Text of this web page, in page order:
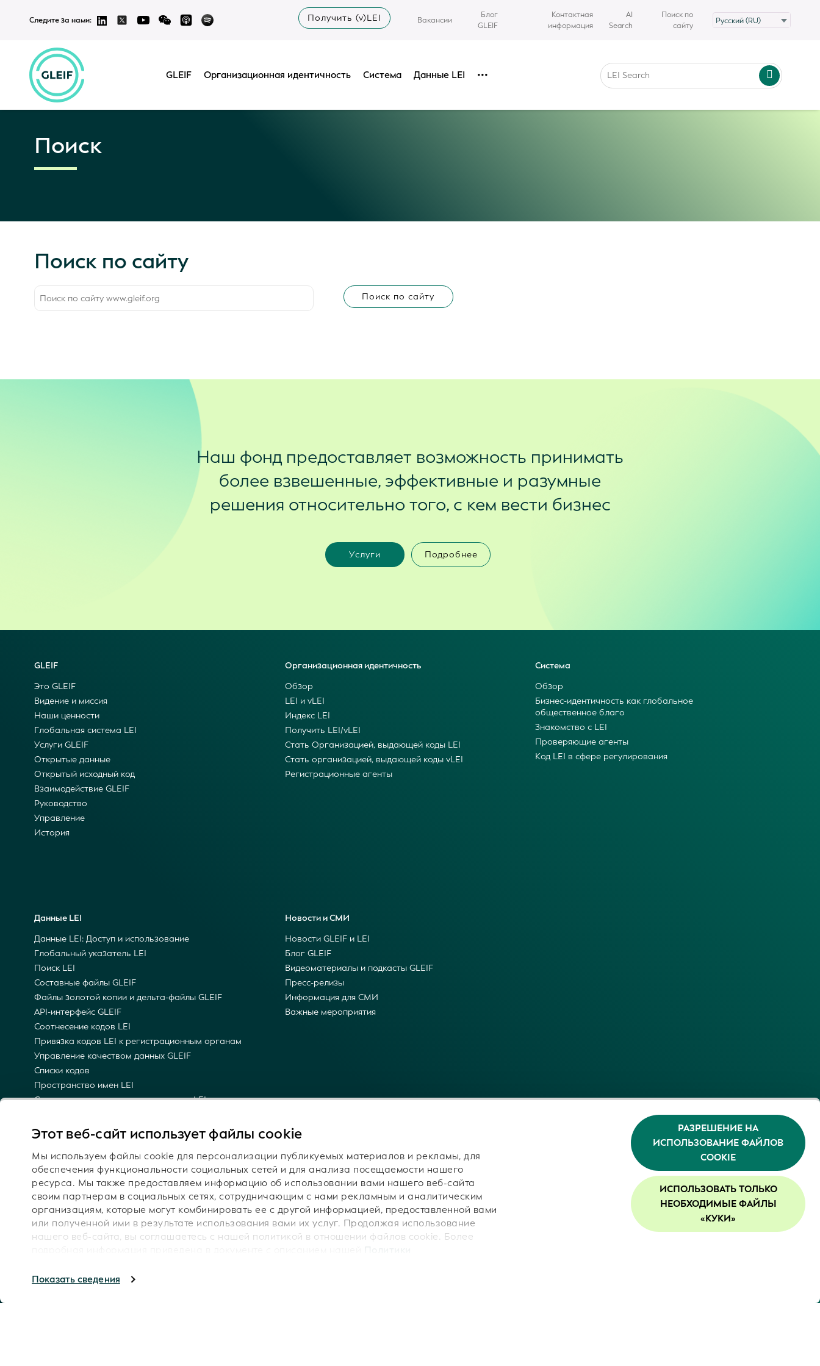
Этот веб-сайт использует файлы cookie
Мы используем файлы cookie для персонализации публикуемых материалов и рекламы, для
обеспечения функциональности социальных сетей и для анализа посещаемости нашего
ресурса. Мы также предоставляем информацию об использовании вами нашего веб-сайта
своим партнерам в социальных сетях, сотрудничающим с нами рекламным и аналитическим
организациям, которые могут комбинировать ее с другой информацией, предоставленной вами
или полученной ими в результате использования вами их услуг. Продолжая использование
нашего веб-сайта, вы соглашаетесь с нашей политикой в отношении файлов cookie. Более
Мы рекомендуем включить файлы cookie, чтобы улучшить ваш опыт на нашем сайте.
Показать сведения
РАЗРЕШЕНИЕ НА
ИСПОЛЬЗОВАНИЕ ФАЙЛОВ
COOKIE
ИСПОЛЬЗОВАТЬ ТОЛЬКО
НЕОБХОДИМЫЕ ФАЙЛЫ
«КУКИ»
Следите за нами: Получить (v)LEI Вакансии
Блог
GLEIF
Контактная
информация
AI
Search
Поиск по
сайту
GLEIF Организационная идентичность Система Данные LEI •••
Поиск
Поиск по сайту
Поиск по сайту
Наш фонд предоставляет возможность принимать
более взвешенные, эффективные и разумные
решения относительно того, с кем вести бизнес
Услуги Подробнее
GLEIF
Это GLEIF
Видение и миссия
Наши ценности
Глобальная система LEI
Услуги GLEIF
Открытые данные
Открытый исходный код
Взаимодействие GLEIF
Руководство
Управление
История
Организационная идентичность
Обзор
LEI и vLEI
Индекс LEI
Получить LEI/vLEI
Стать Организацией, выдающей коды LEI
Стать организацией, выдающей коды vLEI
Регистрационные агенты
Система
Обзор
Бизнес-идентичность как глобальное
общественное благо
Знакомство с LEI
Проверяющие агенты
Код LEI в сфере регулирования
Данные LEI
Данные LEI: Доступ и использование
Глобальный указатель LEI
Поиск LEI
Составные файлы GLEIF
Файлы золотой копии и дельта-файлы GLEIF
API-интерфейс GLEIF
Соотнесение кодов LEI
Привязка кодов LEI к регистрационным органам
Управление качеством данных GLEIF
Списки кодов
Пространство имен LEI
Семантическая репрезентация кодов LEI
обновлениях
Новости и СМИ
Новости GLEIF и LEI
Блог GLEIF
Видеоматериалы и подкасты GLEIF
Пресс-релизы
Информация для СМИ
Важные мероприятия
Следите за нами: